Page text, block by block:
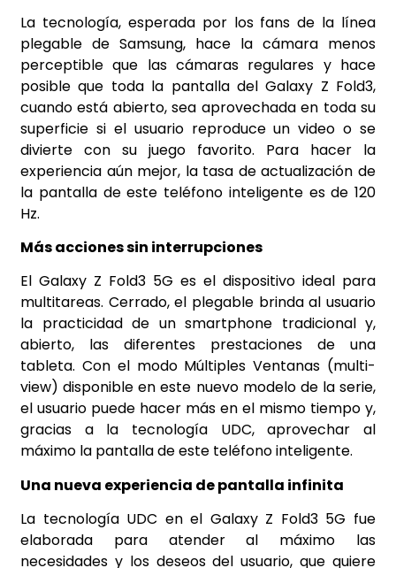
La tecnología, esperada por los fans de la línea
plegable de Samsung, hace la cámara menos
perceptible que las cámaras regulares y hace
posible que toda la pantalla del Galaxy Z Fold3,
cuando está abierto, sea aprovechada en toda su
superficie si el usuario reproduce un video o se
divierte con su juego favorito. Para hacer la
experiencia aún mejor, la tasa de actualización de
la pantalla de este teléfono inteligente es de 120
Hz.
Más acciones sin interrupciones
El Galaxy Z Fold3 5G es el dispositivo ideal para
multitareas. Cerrado, el plegable brinda al usuario
la practicidad de un smartphone tradicional y,
abierto, las diferentes prestaciones de una
tableta. Con el modo Múltiples Ventanas (multi-
view) disponible en este nuevo modelo de la serie,
el usuario puede hacer más en el mismo tiempo y,
gracias a la tecnología UDC, aprovechar al
máximo la pantalla de este teléfono inteligente.
Una nueva experiencia de pantalla infinita
La tecnología UDC en el Galaxy Z Fold3 5G fue
elaborada para atender al máximo las
necesidades y los deseos del usuario, que quiere